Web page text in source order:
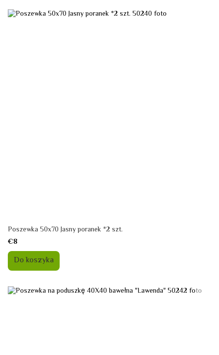
Poszewka 50x70 Jasny poranek *2 szt.
€8
Do koszyka